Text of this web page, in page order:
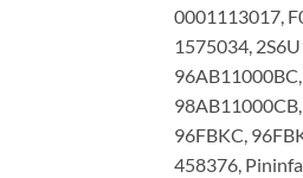
0001113017,
1575034,
96FBKC,
458376,